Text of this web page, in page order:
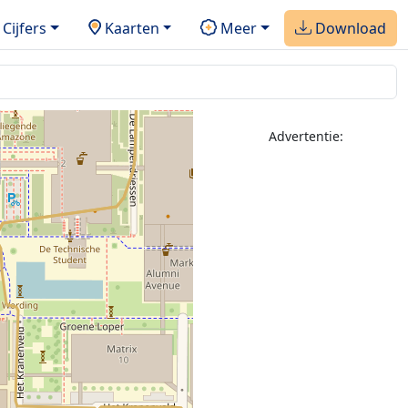
Cijfers Kaarten Meer Download
Advertentie: